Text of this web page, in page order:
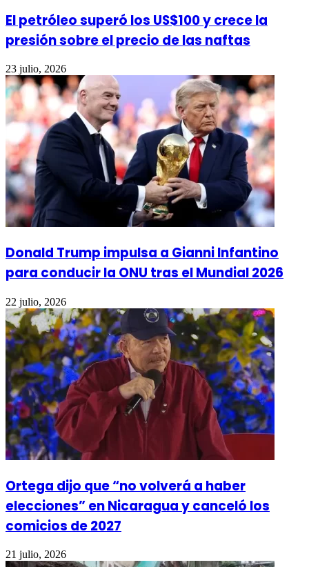
El petróleo superó los US$100 y crece la
presión sobre el precio de las naftas
23 julio, 2026
Donald Trump impulsa a Gianni Infantino
para conducir la ONU tras el Mundial 2026
22 julio, 2026
Ortega dijo que “no volverá a haber
elecciones” en Nicaragua y canceló los
comicios de 2027
21 julio, 2026